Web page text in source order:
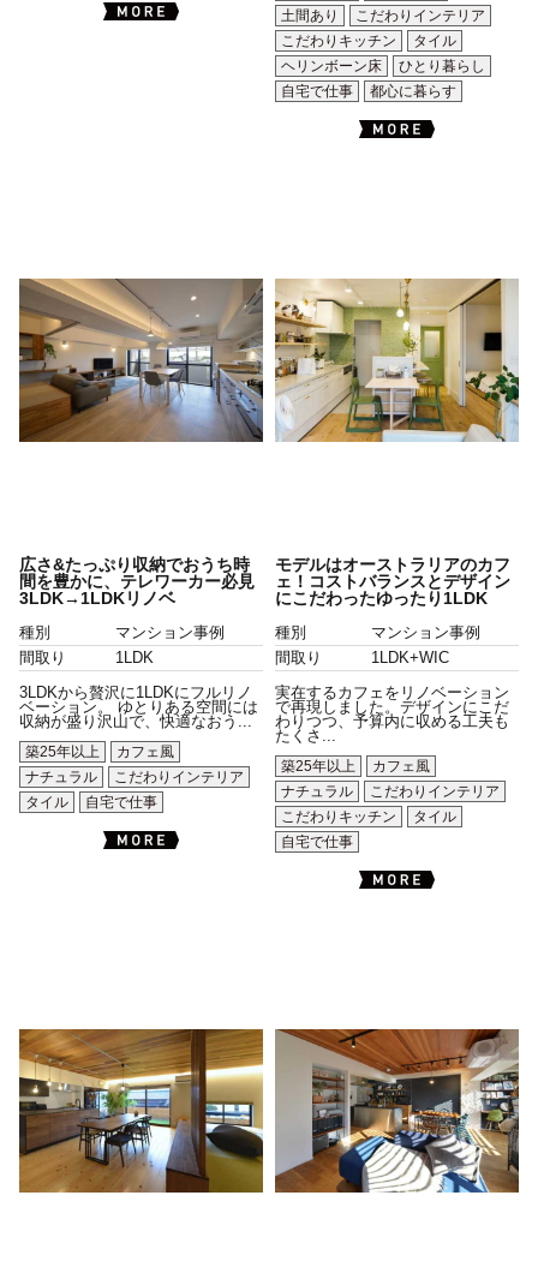
土間あり
こだわりインテリア
こだわりキッチン
タイル
ヘリンボーン床
ひとり暮らし
自宅で仕事
都心に暮らす
広さ&たっぷり収納でおうち時
間を豊かに、テレワーカー必見
3LDK→1LDKリノベ
種別
マンション事例
間取り
1LDK
3LDKから贅沢に1LDKにフルリノ
ベーション。 ゆとりある空間には
収納が盛り沢山で、快適なおう...
築25年以上
カフェ風
ナチュラル
こだわりインテリア
タイル
自宅で仕事
モデルはオーストラリアのカフ
ェ！コストバランスとデザイン
にこだわったゆったり1LDK
種別
マンション事例
間取り
1LDK+WIC
実在するカフェをリノベーション
で再現しました。デザインにこだ
わりつつ、予算内に収める工夫も
たくさ...
築25年以上
カフェ風
ナチュラル
こだわりインテリア
こだわりキッチン
タイル
自宅で仕事